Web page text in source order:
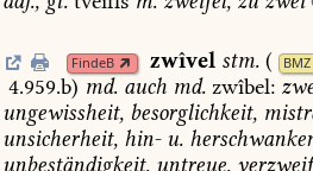
adv.
FindeB zwîvel stm. ( BMZ
4.959.b) md. auch md. zwîbel:
ungewissheit, besorglichkeit,
unsicherheit, hin- u.
unbeständigkeit, untreue,